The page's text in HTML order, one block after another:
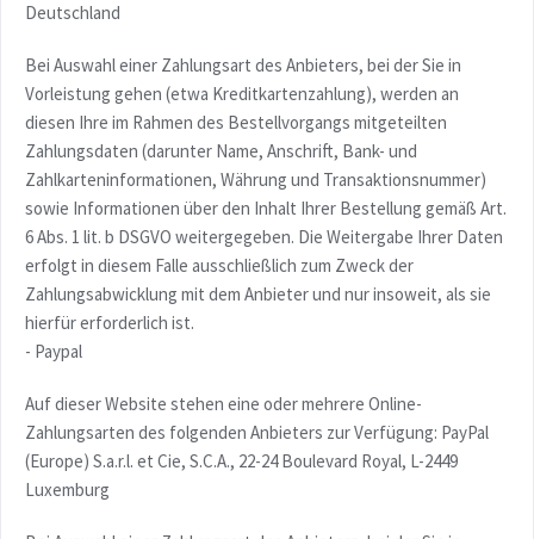
Deutschland
Bei Auswahl einer Zahlungsart des Anbieters, bei der Sie in
Vorleistung gehen (etwa Kreditkartenzahlung), werden an
diesen Ihre im Rahmen des Bestellvorgangs mitgeteilten
Zahlungsdaten (darunter Name, Anschrift, Bank- und
Zahlkarteninformationen, Währung und Transaktionsnummer)
sowie Informationen über den Inhalt Ihrer Bestellung gemäß Art.
6 Abs. 1 lit. b DSGVO weitergegeben. Die Weitergabe Ihrer Daten
erfolgt in diesem Falle ausschließlich zum Zweck der
Zahlungsabwicklung mit dem Anbieter und nur insoweit, als sie
hierfür erforderlich ist.
- Paypal
Auf dieser Website stehen eine oder mehrere Online-
Zahlungsarten des folgenden Anbieters zur Verfügung: PayPal
(Europe) S.a.r.l. et Cie, S.C.A., 22-24 Boulevard Royal, L-2449
Luxemburg